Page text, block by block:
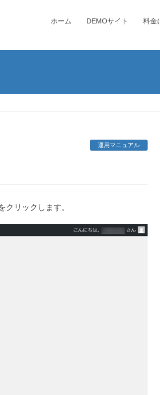
ホーム DEMOサイト 料金
運用マニュアル
リックします。